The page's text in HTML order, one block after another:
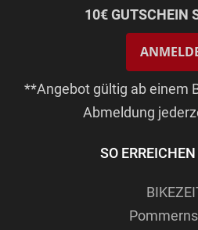
10€ GUTSCHEIN
**Angebot gültig ab einem
Abmeldung
SO